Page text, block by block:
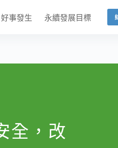
好事發生 永續發展目標
全，改